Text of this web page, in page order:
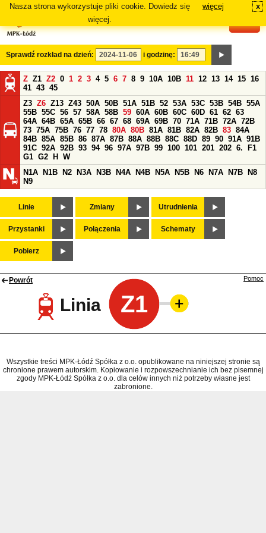
Nasza strona wykorzystuje pliki cookie. Dowiedz się
więcej.
więcej x
Sprawdź rozkład na dzień: i godzinę:
Z Z1 Z2 0 1 2 3 4 5 6 7 8 9 10A 10B 11 12 13 14 15 16
41 43 45
Z3 Z6 Z13 Z43 50A 50B 51A 51B 52 53A 53C 53B 54B 55A
55B 55C 56 57 58A 58B 59 60A 60B 60C 60D 61 62 63
64A 64B 65A 65B 66 67 68 69A 69B 70 71A 71B 72A 72B
73 75A 75B 76 77 78 80A 80B 81A 81B 82A 82B 83 84A
84B 85A 85B 86 87A 87B 88A 88B 88C 88D 89 90 91A 91B
91C 92A 92B 93 94 96 97A 97B 99 100 101 201 202 6.
F1
G1 G2 H
W
N1A
N1B N2 N3A N3B N4A N4B N5A N5B N6 N7A N7B
N8
N9
Linie Zmiany Utrudnienia
Przystanki Połączenia Schematy
Pobierz
Powrót
Linia Z1
Pomoc
Wszystkie treści MPK-Łódź Spółka z o.o. opublikowane na niniejszej stronie są
chronione prawem autorskim. Kopiowanie i rozpowszechnianie ich bez pisemnej
zgody MPK-Łódź Spółka z o.o. dla celów innych niż potrzeby własne jest
zabronione.